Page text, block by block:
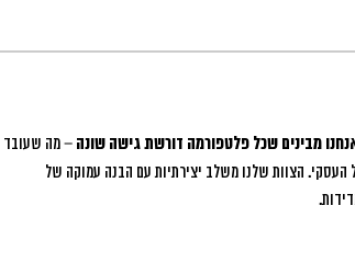
מבינים שכל פלטפורמה דורשת גישה שונה – מה שעובד
הצוות שלנו משלב יצירתיות עם הבנה עמוקה של